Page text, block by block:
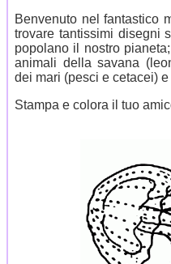
Benvenuto nel fantastico
trovare tantissimi disegni
popolano il nostro
animali della savana
dei mari (pesci e cetacei) e
Stampa e colora il tuo